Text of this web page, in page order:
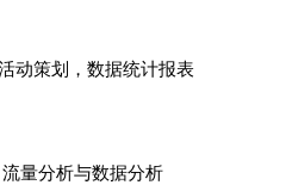
动策划，数据统计报表
量分析与数据分析